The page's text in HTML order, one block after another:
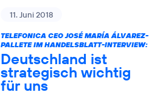
11. Juni 2018
TELEFONICA CEO JOSÉ MARÍA ÁLVAREZ-
PALLETE IM HANDELSBLATT-INTERVIEW:
Deutschland ist
strategisch wichtig
für uns